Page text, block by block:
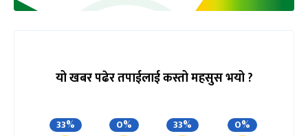
यो खबर पढेर तपाईलाई कस्तो महसुस भयो ?
33% 0% 33% 0%